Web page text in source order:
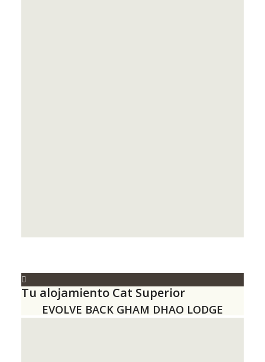
Tu alojamiento Cat Superior
EVOLVE BACK GHAM DHAO LODGE